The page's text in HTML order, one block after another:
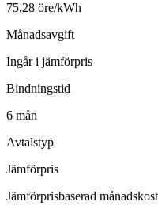
75,28 öre/kWh
Månadsavgift
Ingår i jämförpris
Bindningstid
6 mån
Avtalstyp
Jämförpris
Jämförprisbaserad